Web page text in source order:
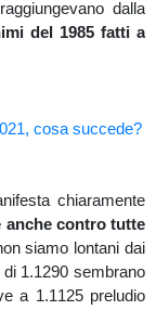
dalla
del 1985 fatti a
chiaramente
anche contro tutte
siamo lontani dai
1.1290 sembrano
a 1.1125 preludio